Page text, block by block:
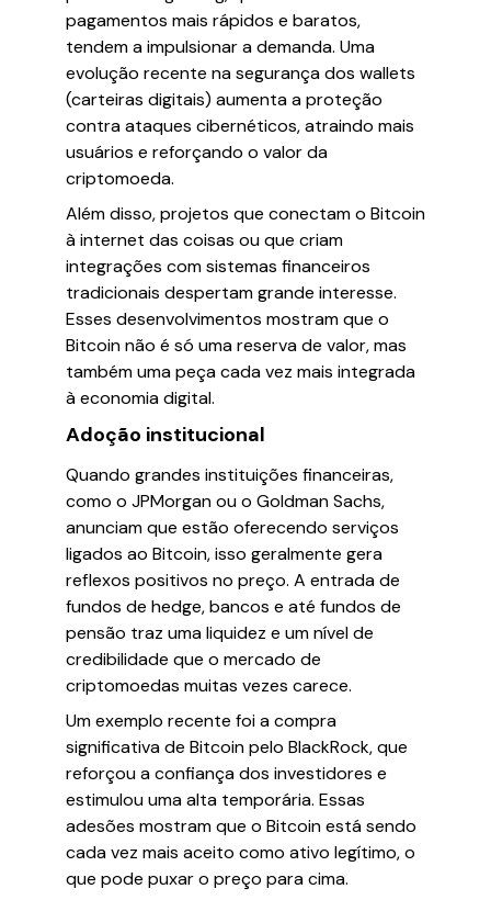
pagamentos mais rápidos e baratos,
tendem a impulsionar a demanda. Uma
evolução recente na segurança dos wallets
(carteiras digitais) aumenta a proteção
contra ataques cibernéticos, atraindo mais
usuários e reforçando o valor da
criptomoeda.
Além disso, projetos que conectam o Bitcoin
à internet das coisas ou que criam
integrações com sistemas financeiros
tradicionais despertam grande interesse.
Esses desenvolvimentos mostram que o
Bitcoin não é só uma reserva de valor, mas
também uma peça cada vez mais integrada
à economia digital.
Adoção institucional
Quando grandes instituições financeiras,
como o JPMorgan ou o Goldman Sachs,
anunciam que estão oferecendo serviços
ligados ao Bitcoin, isso geralmente gera
reflexos positivos no preço. A entrada de
fundos de hedge, bancos e até fundos de
pensão traz uma liquidez e um nível de
credibilidade que o mercado de
criptomoedas muitas vezes carece.
Um exemplo recente foi a compra
significativa de Bitcoin pelo BlackRock, que
reforçou a confiança dos investidores e
estimulou uma alta temporária. Essas
adesões mostram que o Bitcoin está sendo
cada vez mais aceito como ativo legítimo, o
que pode puxar o preço para cima.